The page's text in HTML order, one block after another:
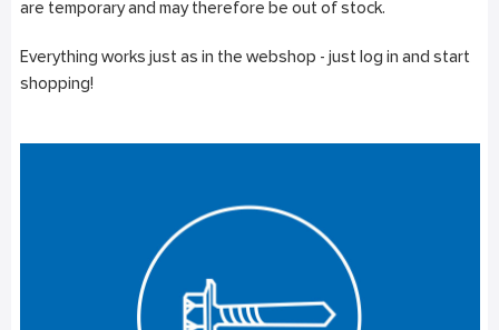
are temporary and may therefore be out of stock.
Everything works just as in the webshop - just log in and start
shopping!